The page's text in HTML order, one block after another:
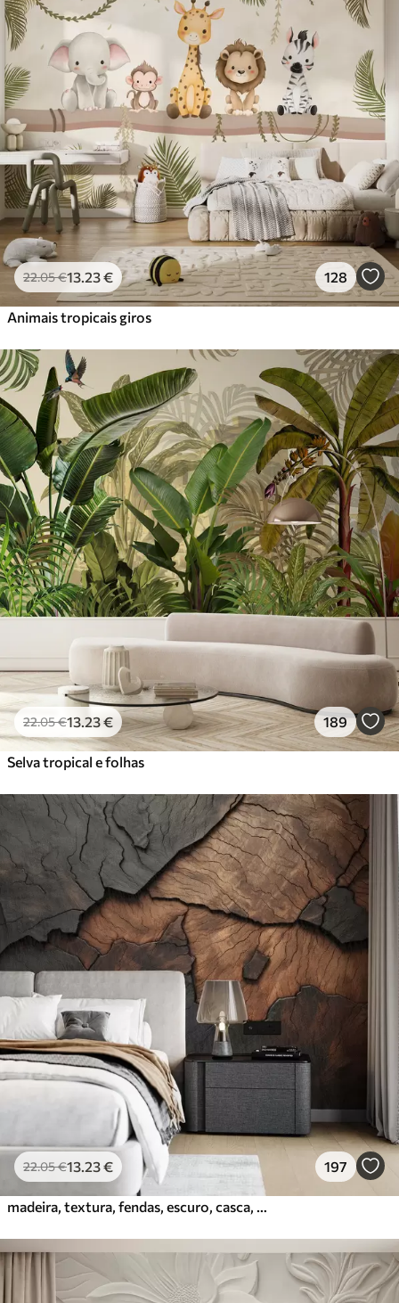
22.05€13 .23€ 128
Animais tropicais giros
22.05€13 .23€ 189
Selva tropical e folhas
22.05€13 .23€ 197